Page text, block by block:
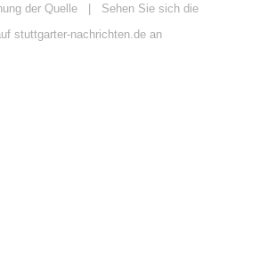
der Quelle | Sehen Sie sich die
stuttgarter-nachrichten.de an